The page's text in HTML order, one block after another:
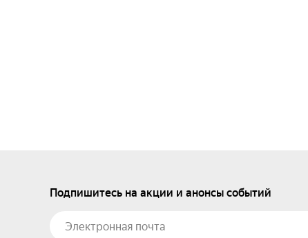
Подпишитесь на акции и анонсы событий